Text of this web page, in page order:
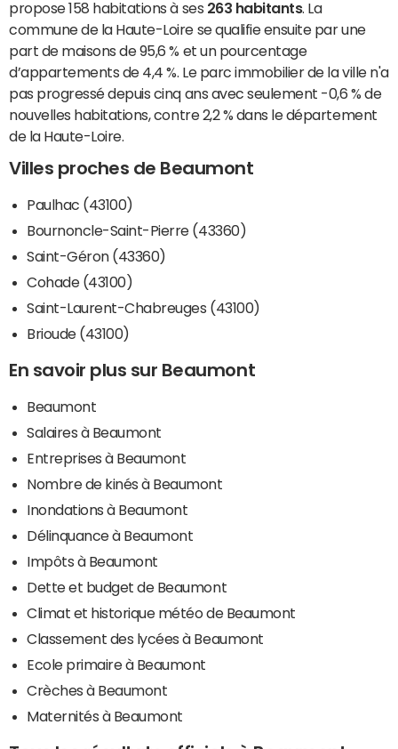
propose 158 habitations à ses 263 habitants. La
commune de la Haute-Loire se qualifie ensuite par une
part de maisons de 95,6 % et un pourcentage
d’appartements de 4,4 %. Le parc immobilier de la ville n'a
pas progressé depuis cinq ans avec seulement -0,6 % de
nouvelles habitations, contre 2,2 % dans le département
de la Haute-Loire.
Villes proches de Beaumont
Paulhac (43100)
Bournoncle-Saint-Pierre (43360)
Saint-Géron (43360)
Cohade (43100)
Saint-Laurent-Chabreuges (43100)
Brioude (43100)
En savoir plus sur Beaumont
Beaumont
Salaires à Beaumont
Entreprises à Beaumont
Nombre de kinés à Beaumont
Inondations à Beaumont
Délinquance à Beaumont
Impôts à Beaumont
Dette et budget de Beaumont
Climat et historique météo de Beaumont
Classement des lycées à Beaumont
Ecole primaire à Beaumont
Crèches à Beaumont
Maternités à Beaumont